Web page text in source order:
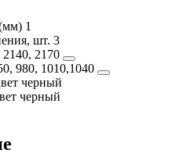
1
шт. 3
2140, 2170
980, 1010,1040
черный
черный